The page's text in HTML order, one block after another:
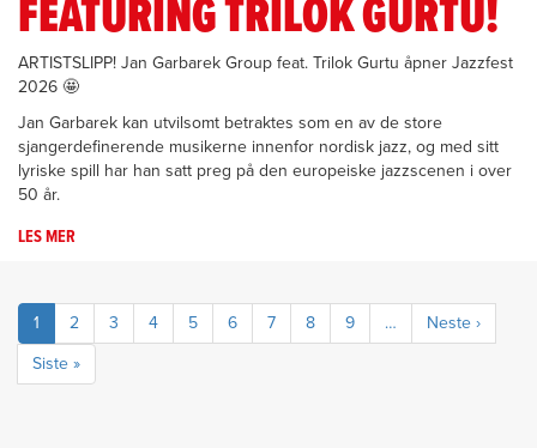
FEATURING TRILOK GURTU!
ARTISTSLIPP! Jan Garbarek Group feat. Trilok Gurtu åpner Jazzfest
2026 🤩
Jan Garbarek kan utvilsomt betraktes som en av de store
sjangerdefinerende musikerne innenfor nordisk jazz, og med sitt
lyriske spill har han satt preg på den europeiske jazzscenen i over
50 år.
LES MER
JAN
GARBAREK
GROUP
FEATURING
Sider
Nåværende
side
1 Page
2 Page
3 Page
4 Page
5 Page
6 Page
7 Page
8 Page
9 …
Neste
side
Neste ›
Siste
side
Siste »